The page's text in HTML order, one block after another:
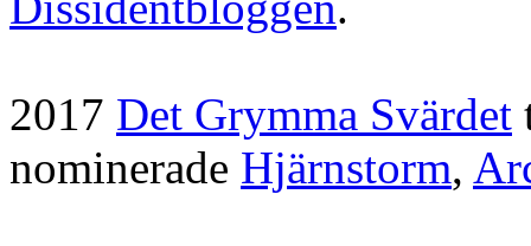
2017 Det Grymma Svärdet
nominerade Hjärnstorm,